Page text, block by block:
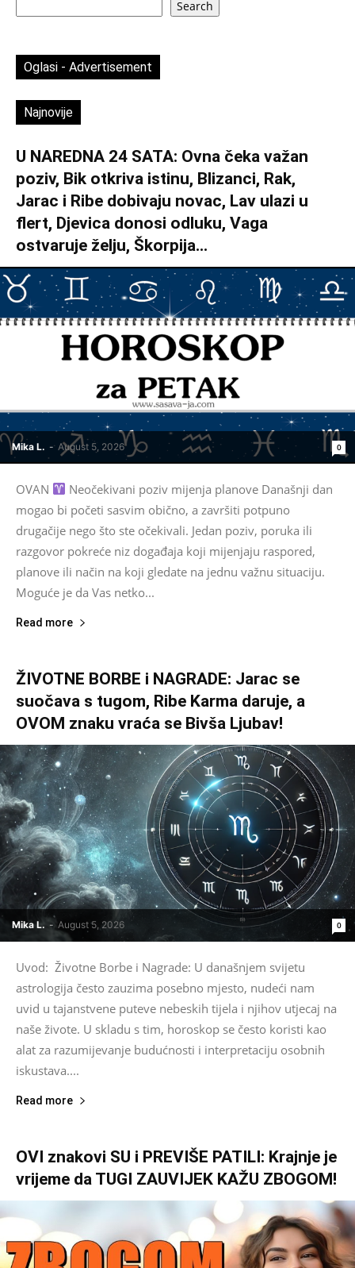
Search
Oglasi - Advertisement
Najnovije
U NAREDNA 24 SATA: Ovna čeka važan
poziv, Bik otkriva istinu, Blizanci, Rak,
Jarac i Ribe dobivaju novac, Lav ulazi u
flert, Djevica donosi odluku, Vaga
ostvaruje želju, Škorpija...
Mika L. - August 5, 2026 0
OVAN
Neočekivani poziv mijenja planove Današnji dan
mogao bi početi sasvim obično, a završiti potpuno
drugačije nego što ste očekivali. Jedan poziv, poruka ili
razgovor pokreće niz događaja koji mijenjaju raspored,
planove ili način na koji gledate na jednu važnu situaciju.
Moguće je da Vas netko...
Read more
ŽIVOTNE BORBE i NAGRADE: Jarac se
suočava s tugom, Ribe Karma daruje, a
OVOM znaku vraća se Bivša Ljubav!
Mika L. - August 5, 2026 0
Uvod: Životne Borbe i Nagrade: U današnjem svijetu
astrologija često zauzima posebno mjesto, nudeći nam
uvid u tajanstvene puteve nebeskih tijela i njihov utjecaj na
naše živote. U skladu s tim, horoskop se često koristi kao
alat za razumijevanje budućnosti i interpretaciju osobnih
iskustava....
Read more
OVI znakovi SU i PREVIŠE PATILI: Krajnje je
vrijeme da TUGI ZAUVIJEK KAŽU ZBOGOM!